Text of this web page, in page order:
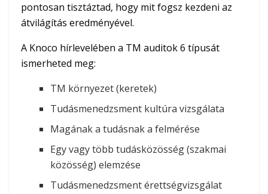
pontosan tisztáztad, hogy mit fogsz kezdeni az
átvilágítás eredményével.
A Knoco hírlevelében a TM auditok 6 típusát
ismerheted meg:
TM környezet (keretek)
Tudásmenedzsment kultúra vizsgálata
Magának a tudásnak a felmérése
Egy vagy több tudásközösség (szakmai
közösség) elemzése
Tudásmenedzsment érettségvizsgálat